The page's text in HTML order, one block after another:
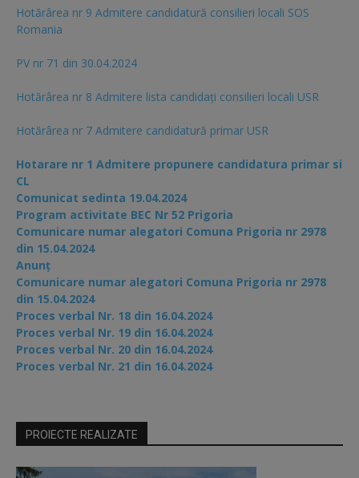
Hotărârea nr 9 Admitere candidatură consilieri locali SOS
Romania
PV nr 71 din 30.04.2024
Hotărârea nr 8 Admitere lista candidaţi consilieri locali USR
Hotărârea nr 7 Admitere candidatură primar USR
Hotarare nr 1 Admitere propunere candidatura primar si
CL
Comunicat sedinta 19.04.2024
Program activitate BEC Nr 52 Prigoria
Comunicare numar alegatori Comuna Prigoria nr 2978
din 15.04.2024
Anunț
Comunicare numar alegatori Comuna Prigoria nr 2978
din 15.04.2024
Proces verbal Nr. 18 din 16.04.2024
Proces verbal Nr. 19 din 16.04.2024
Proces verbal Nr. 20 din 16.04.2024
Proces verbal Nr. 21 din 16.04.2024
PROIECTE REALIZATE